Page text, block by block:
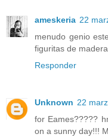
ameskeria 22
menudo genio
figuritas de
Responder
Unknown 22
for Eames?????
on a sunny day!!!